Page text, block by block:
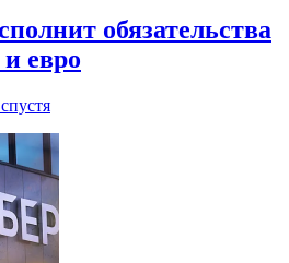
обязательства
евро